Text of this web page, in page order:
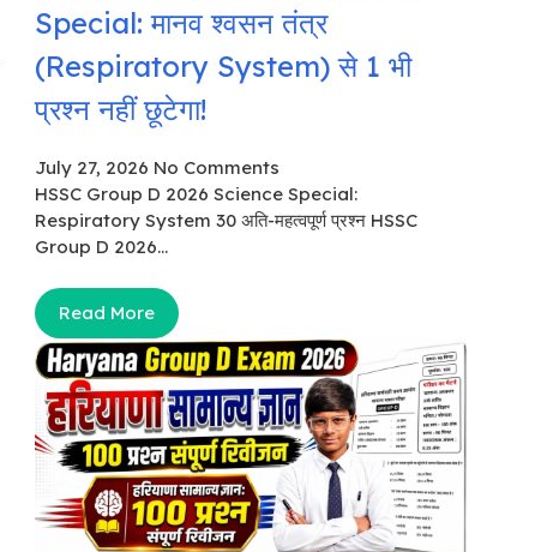
Special: मानव श्वसन तंत्र
(Respiratory System) से 1 भी
प्रश्न नहीं छूटेगा!
July 27, 2026 No Comments
HSSC Group D 2026 Science Special:
Respiratory System 30 अति-महत्वपूर्ण प्रश्न HSSC
Group D 2026...
Read More